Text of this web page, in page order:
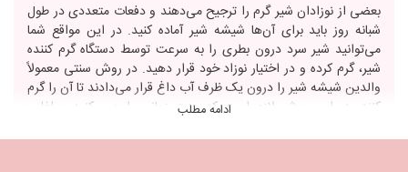
بعضی از نوزادان شیر گرم را ترجیح می‌دهند و دفعات متعددی در طول
شبانه روز باید برای آن‌ها شیشه شیر آماده کنید. در این مواقع شما
می‌توانید شیر سرد درون بطری را به سرعت توسط دستگاه گرم کننده
شیر، گرم کرده و در اختیار نوزاد خود قرار دهید. در روش سنتی معمولاً
والدین شیشه شیر را درون یک ظرف آب داغ قرار می‌دادند تا آن را گرم
کنند. در این روش لازم است که مدت زمانی را صبر کنید و اغلب
متنوع شیشه شیر در بازار موجود هستند که شیر نوزاد شما را در
ادامه مطلب